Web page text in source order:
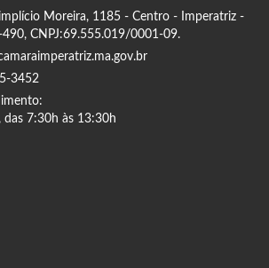
Moreira, 1185 - Centro - Imperatriz -
490, CNPJ:69.555.019/0001-09.
3452
das 7:30h às 13:30h